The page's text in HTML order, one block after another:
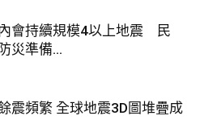
會持續規模4以上地震 民
災準備...
震頻繁 全球地震3D圖堆疊成